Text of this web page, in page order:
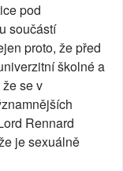
pod
součástí
proto, že před
školné a
se v
Rennard
je sexuálně